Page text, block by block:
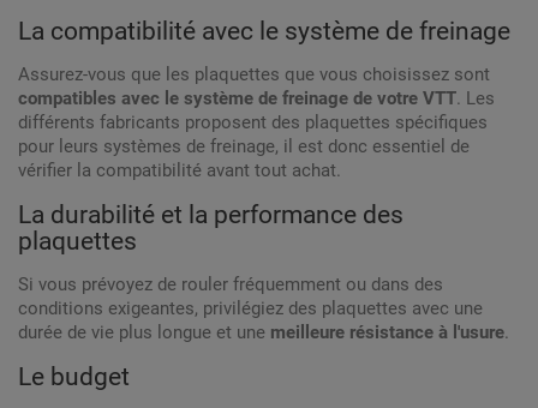
La compatibilité avec le système de freinage
Assurez-vous que les plaquettes que vous choisissez sont
compatibles avec le système de freinage de votre VTT. Les
différents fabricants proposent des plaquettes spécifiques
pour leurs systèmes de freinage, il est donc essentiel de
vérifier la compatibilité avant tout achat.
La durabilité et la performance des
plaquettes
Si vous prévoyez de rouler fréquemment ou dans des
conditions exigeantes, privilégiez des plaquettes avec une
durée de vie plus longue et une meilleure résistance à l'usure.
Le budget